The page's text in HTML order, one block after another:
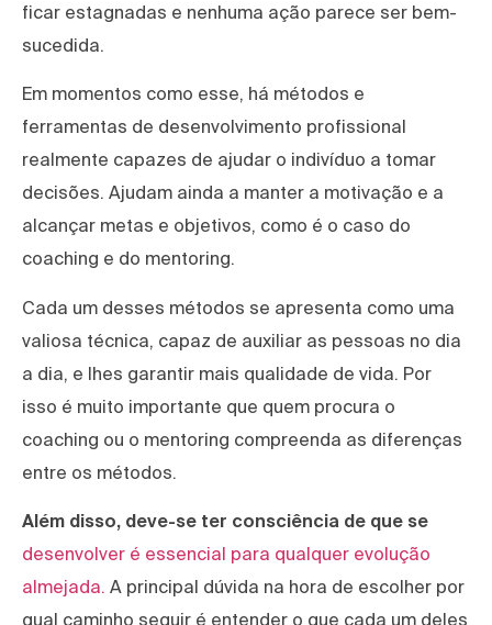
ficar estagnadas e nenhuma ação parece ser bem-
sucedida.
Em momentos como esse, há métodos e
ferramentas de desenvolvimento profissional
realmente capazes de ajudar o indivíduo a tomar
decisões. Ajudam ainda a manter a motivação e a
alcançar metas e objetivos, como é o caso do
coaching e do mentoring.
Cada um desses métodos se apresenta como uma
valiosa técnica, capaz de auxiliar as pessoas no dia
a dia, e lhes garantir mais qualidade de vida. Por
isso é muito importante que quem procura o
coaching ou o mentoring compreenda as diferenças
entre os métodos.
Além disso, deve-se ter consciência de que se
desenvolver é essencial para qualquer evolução
almejada. A principal dúvida na hora de escolher por
qual caminho seguir é entender o que cada um deles